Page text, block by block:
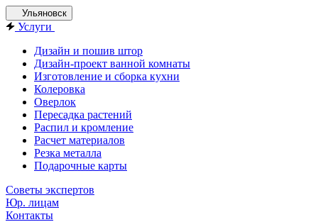
Ульяновск
Услуги
Дизайн и пошив штор
Дизайн-проект ванной комнаты
Изготовление и сборка кухни
Колеровка
Оверлок
Пересадка растений
Распил и кромление
Расчет материалов
Резка металла
Подарочные карты
Советы экспертов
Юр. лицам
Контакты